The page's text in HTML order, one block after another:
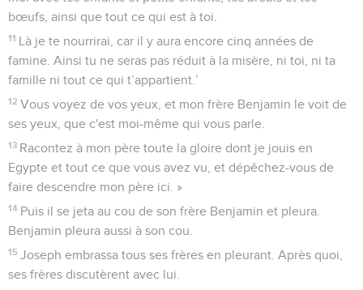
bœufs, ainsi que tout ce qui est à toi.
11 Là je te nourrirai, car il y aura encore cinq années de
famine. Ainsi tu ne seras pas réduit à la misère, ni toi, ni ta
famille ni tout ce qui t’appartient.’
12 Vous voyez de vos yeux, et mon frère Benjamin le voit de
ses yeux, que c'est moi-même qui vous parle.
13 Racontez à mon père toute la gloire dont je jouis en
Egypte et tout ce que vous avez vu, et dépêchez-vous de
faire descendre mon père ici. »
14 Puis il se jeta au cou de son frère Benjamin et pleura.
Benjamin pleura aussi à son cou.
15 Joseph embrassa tous ses frères en pleurant. Après quoi,
ses frères discutèrent avec lui.